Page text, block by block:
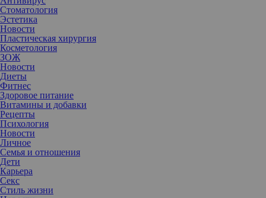
Стоматология
Эстетика
Новости
Пластическая хирургия
Косметология
ЗОЖ
Новости
Диеты
Фитнес
Здоровое питание
Витамины и добавки
Рецепты
Психология
Новости
Личное
Семья и отношения
Дети
Карьера
Секс
Стиль жизни